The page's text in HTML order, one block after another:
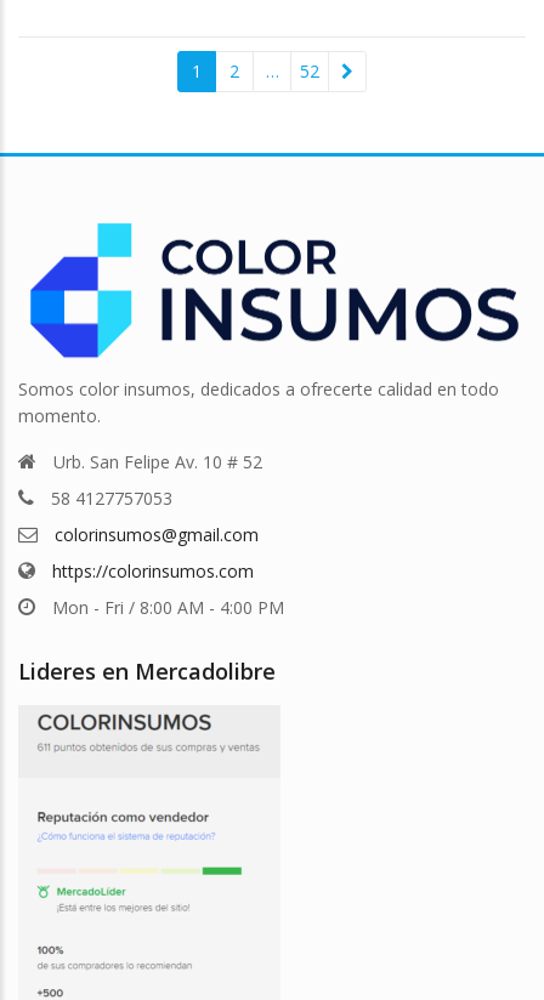
1 2 … 52
Somos color insumos, dedicados a ofrecerte calidad en todo
momento.
Urb. San Felipe Av. 10 # 52
58 4127757053
colorinsumos@gmail.com
https://colorinsumos.com
Mon - Fri / 8:00 AM - 4:00 PM
Lideres en Mercadolibre